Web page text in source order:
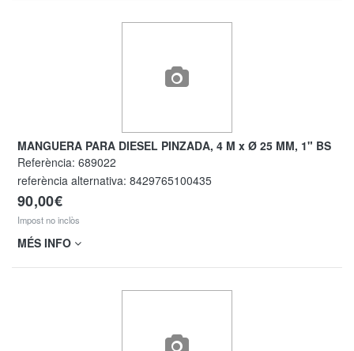
MANGUERA PARA DIESEL PINZADA, 4 M x Ø 25 MM, 1" BS
Referència: 689022
referència alternativa: 8429765100435
90,00€
Impost no inclòs
MÉS INFO